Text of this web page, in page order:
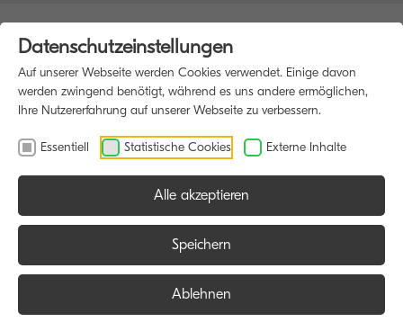
Datenschutzeinstellungen
Auf unserer Webseite werden Cookies verwendet. Einige davon
werden zwingend benötigt, während es uns andere ermöglichen,
Ihre Nutzererfahrung auf unserer Webseite zu verbessern.
Essentiell Statistische Cookies Externe Inhalte
Alle akzeptieren
Speichern
Ablehnen